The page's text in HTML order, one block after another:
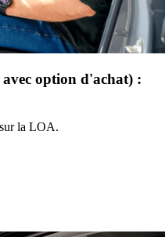
option d'achat) :
la LOA.